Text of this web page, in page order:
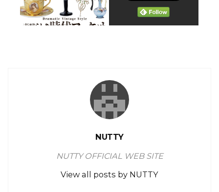
NUTTY
NUTTY OFFICIAL WEB SITE
View all posts by NUTTY